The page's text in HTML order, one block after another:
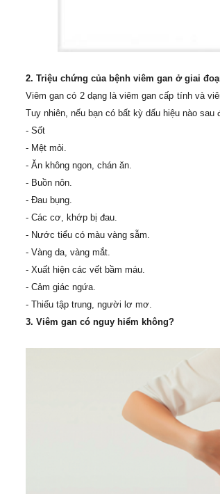
2. Triệu chứng của bệnh viêm gan ở giai
Viêm gan có 2 dạng là viêm gan cấp tính và
Tuy nhiên, nếu bạn có bất kỳ dấu hiệu nào
- Sốt
- Mệt mỏi.
- Ăn không ngon, chán ăn.
- Buồn nôn.
- Đau bụng.
- Các cơ, khớp bị đau.
- Nước tiểu có màu vàng sẫm.
- Vàng da, vàng mắt.
- Xuất hiện các vết bầm máu.
- Cảm giác ngứa.
- Thiếu tập trung, người lơ mơ.
3. Viêm gan có nguy hiểm không?